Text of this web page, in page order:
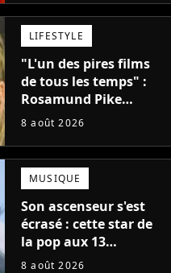
réalisateur claque la
porte pour "différends
créatifs"
LIFESTYLE
"L'un des pires films
de tous les temps" :
Rosamund Pike
pensait que ce film
fiction avec Dwayne
Johnson mettrait fin à
sa carrière
8 août 2026
MUSIQUE
Son ascenseur s'est
écrasé : cette star de
la pop aux 13
milliards d'écoutes a
8 août 2026